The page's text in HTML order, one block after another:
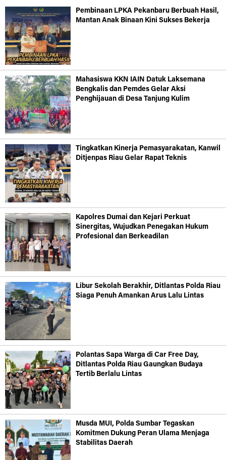
Pembinaan LPKA Pekanbaru Berbuah Hasil,
Mantan Anak Binaan Kini Sukses Bekerja
Mahasiswa KKN IAIN Datuk Laksemana
Bengkalis dan Pemdes Gelar Aksi
Penghijauan di Desa Tanjung Kulim
Tingkatkan Kinerja Pemasyarakatan, Kanwil
Ditjenpas Riau Gelar Rapat Teknis
Kapolres Dumai dan Kejari Perkuat
Sinergitas, Wujudkan Penegakan Hukum
Profesional dan Berkeadilan
Libur Sekolah Berakhir, Ditlantas Polda Riau
Siaga Penuh Amankan Arus Lalu Lintas
Polantas Sapa Warga di Car Free Day,
Ditlantas Polda Riau Gaungkan Budaya
Tertib Berlalu Lintas
Musda MUI, Polda Sumbar Tegaskan
Komitmen Dukung Peran Ulama Menjaga
Stabilitas Daerah